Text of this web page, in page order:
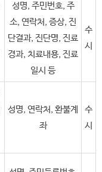
성명, 주민번호, 주
소, 연락처, 증상, 진
단결과, 진단명, 진료
경과, 치료내용, 진료
일시 등
수
시
성명, 연락처, 환불계
좌
수
시